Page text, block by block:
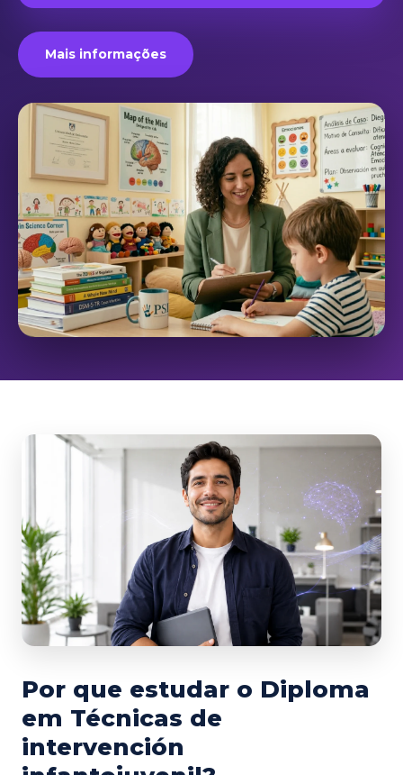
Mais informações
Por que estudar o Diploma
em Técnicas de
intervención